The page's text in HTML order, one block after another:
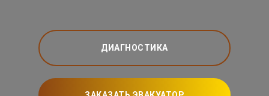
ДИАГНОСТИКА